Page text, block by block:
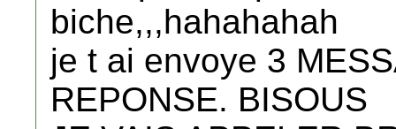
biche,,,hahahahah
je t ai envoye 3
REPONSE. BISOUS